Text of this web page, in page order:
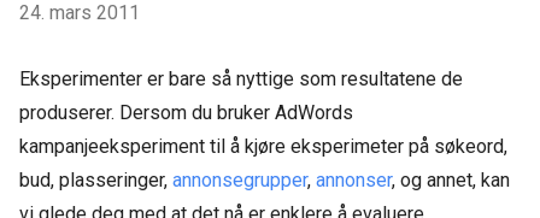
24. mars 2011
Eksperimenter er bare så nyttige som resultatene de
produserer. Dersom du bruker AdWords
kampanjeeksperiment til å kjøre eksperimeter på søkeord,
bud, plasseringer, annonsegrupper, annonser, og annet, kan